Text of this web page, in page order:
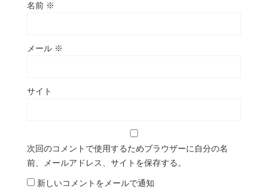
名前 ※
メール ※
サイト
次回のコメントで使用するためブラウザーに自分の名
前、メールアドレス、サイトを保存する。
新しいコメントをメールで通知